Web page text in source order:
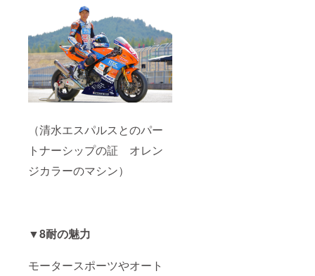
（清水エスパルスとのパー
トナーシップの証 オレン
ジカラーのマシン）
▼8耐の魅力
モータースポーツやオート